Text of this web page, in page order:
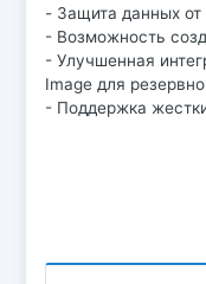
- Защита данных от
- Возможность
- Улучшенная
Image для
- Поддержка